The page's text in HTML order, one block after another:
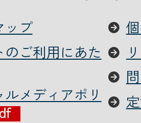
ップ
のご利用にあた
ルメディアポリ